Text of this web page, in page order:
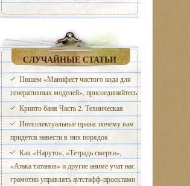
СЛУЧАЙНЫЕ СТАТЬИ
Пишем «Манифест чистого кода для
генеративных моделей», присоединяйтесь
Крипто баня Часть 2. Техническая
Интеллектуальные права: почему вам
придется навести в них порядок
Как «Наруто», «Тетрадь смерти»,
«Атака титанов» и другие аниме учат нас
грамотно управлять аутстафф-проектами